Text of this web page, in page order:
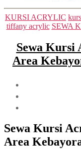
KURSI ACRYLIC
tiffany acrylic SEWA
Sewa Kursi
Area
Sewa Kursi
Area